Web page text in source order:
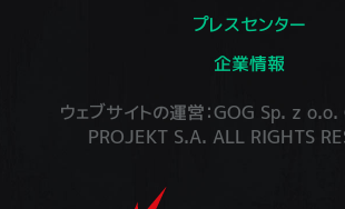
プレスセンター
企業情報
ウェブサイトの運営：GOG Sp. z
PROJEKT S.A. ALL RIGHTS